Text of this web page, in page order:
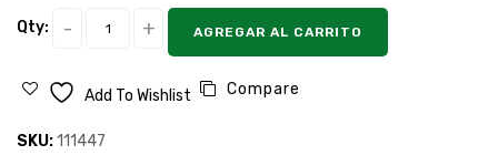
Qty: AGREGAR AL CARRITO
Add To Wishlist Compare
SKU:111447